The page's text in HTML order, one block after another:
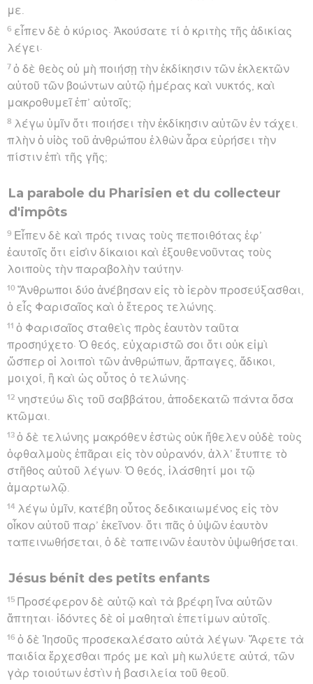
με.
6 εἶπεν δὲ ὁ κύριος· Ἀκούσατε τί ὁ κριτὴς τῆς ἀδικίας
λέγει·
7 ὁ δὲ θεὸς οὐ μὴ ποιήσῃ τὴν ἐκδίκησιν τῶν ἐκλεκτῶν
αὐτοῦ τῶν βοώντων αὐτῷ ἡμέρας καὶ νυκτός, καὶ
μακροθυμεῖ ἐπ’ αὐτοῖς;
8 λέγω ὑμῖν ὅτι ποιήσει τὴν ἐκδίκησιν αὐτῶν ἐν τάχει.
πλὴν ὁ υἱὸς τοῦ ἀνθρώπου ἐλθὼν ἆρα εὑρήσει τὴν
πίστιν ἐπὶ τῆς γῆς;
La parabole du Pharisien et du collecteur
d'impôts
9 Εἶπεν δὲ καὶ πρός τινας τοὺς πεποιθότας ἐφ’
ἑαυτοῖς ὅτι εἰσὶν δίκαιοι καὶ ἐξουθενοῦντας τοὺς
λοιποὺς τὴν παραβολὴν ταύτην·
10 Ἄνθρωποι δύο ἀνέβησαν εἰς τὸ ἱερὸν προσεύξασθαι,
ὁ εἷς Φαρισαῖος καὶ ὁ ἕτερος τελώνης.
11 ὁ Φαρισαῖος σταθεὶς πρὸς ἑαυτὸν ταῦτα
προσηύχετο· Ὁ θεός, εὐχαριστῶ σοι ὅτι οὐκ εἰμὶ
ὥσπερ οἱ λοιποὶ τῶν ἀνθρώπων, ἅρπαγες, ἄδικοι,
μοιχοί, ἢ καὶ ὡς οὗτος ὁ τελώνης·
12 νηστεύω δὶς τοῦ σαββάτου, ἀποδεκατῶ πάντα ὅσα
κτῶμαι.
13 ὁ δὲ τελώνης μακρόθεν ἑστὼς οὐκ ἤθελεν οὐδὲ τοὺς
ὀφθαλμοὺς ἐπᾶραι εἰς τὸν οὐρανόν, ἀλλ’ ἔτυπτε τὸ
στῆθος αὐτοῦ λέγων· Ὁ θεός, ἱλάσθητί μοι τῷ
ἁμαρτωλῷ.
14 λέγω ὑμῖν, κατέβη οὗτος δεδικαιωμένος εἰς τὸν
οἶκον αὐτοῦ παρ’ ἐκεῖνον· ὅτι πᾶς ὁ ὑψῶν ἑαυτὸν
ταπεινωθήσεται, ὁ δὲ ταπεινῶν ἑαυτὸν ὑψωθήσεται.
Jésus bénit des petits enfants
15 Προσέφερον δὲ αὐτῷ καὶ τὰ βρέφη ἵνα αὐτῶν
ἅπτηται· ἰδόντες δὲ οἱ μαθηταὶ ἐπετίμων αὐτοῖς.
16 ὁ δὲ Ἰησοῦς προσεκαλέσατο αὐτὰ λέγων· Ἄφετε τὰ
παιδία ἔρχεσθαι πρός με καὶ μὴ κωλύετε αὐτά, τῶν
γὰρ τοιούτων ἐστὶν ἡ βασιλεία τοῦ θεοῦ.